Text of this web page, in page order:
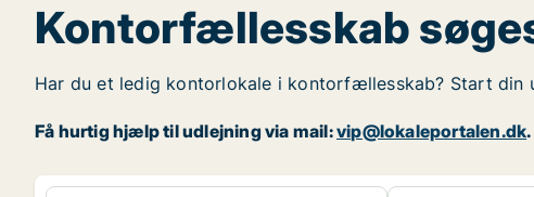
Kontorfællesskab
Har du et ledig kontorlokale i kontorfællesskab? Start
Få hurtig hjælp til udlejning via mail:vip@lokaleportalen.dk.